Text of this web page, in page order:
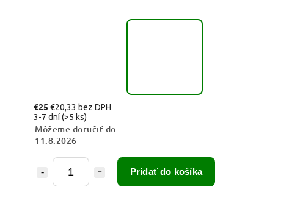
€25 €20,33 bez DPH
3-7 dní(>5 ks)
Môžeme doručiť do:
11.8.2026
Pridať do košíka